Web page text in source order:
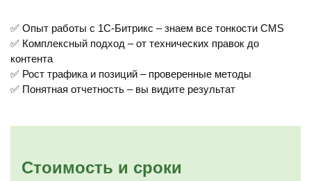
✅ Опыт работы с 1С-Битрикс – знаем все тонкости CMS
✅ Комплексный подход – от технических правок до
контента
✅ Рост трафика и позиций – проверенные методы
✅ Понятная отчетность – вы видите результат
Стоимость и сроки